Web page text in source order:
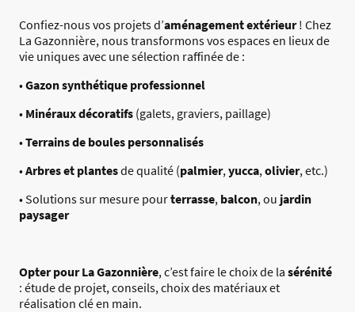
Confiez-nous vos projets d’aménagement extérieur! Chez
La Gazonnière, nous transformons vos espaces en lieux de
vie uniques avec une sélection raffinée de :
•Gazon synthétique professionnel
• Minéraux décoratifs (galets, graviers, paillage)
•Terrains de boules personnalisés
•Arbres et plantesde qualité (palmier, yucca, olivier, etc.)
• Solutions sur mesure pourterrasse, balcon, ou jardin
paysager
Opter pour La Gazonnière, c’est faire le choix de la sérénité
: étude de projet, conseils, choix des matériaux et
réalisation clé en main.